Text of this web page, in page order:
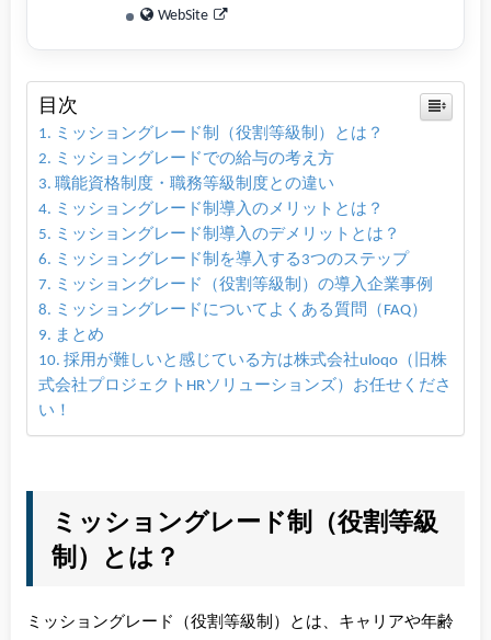
WebSite
目次
ミッショングレード制（役割等級制）とは？
ミッショングレードでの給与の考え方
職能資格制度・職務等級制度との違い
ミッショングレード制導入のメリットとは？
ミッショングレード制導入のデメリットとは？
ミッショングレード制を導入する3つのステップ
ミッショングレード（役割等級制）の導入企業事例
ミッショングレードについてよくある質問（FAQ）
まとめ
採用が難しいと感じている方は株式会社uloqo（旧株
式会社プロジェクトHRソリューションズ）お任せくださ
い！
ミッショングレード制（役割等級
制）とは？
ミッショングレード（役割等級制）とは、キャリアや年齢